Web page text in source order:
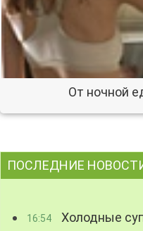
От ночной
ПОСЛЕДНИЕ
16:54 Холодные